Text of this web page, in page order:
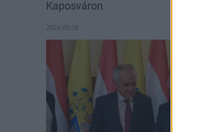
Kaposváron
2024.05.08